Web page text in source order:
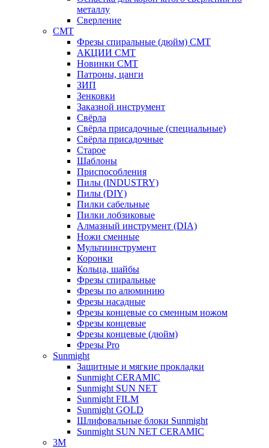
металлу
Сверление
CMT
Фрезы спиральные (дюйм) СМТ
АКЦИИ СМТ
Новинки CMT
Патроны, цанги
ЗИП
Зенковки
Заказной инструмент
Свёрла
Свёрла присадочные (специальные)
Свёрла присадочные
Старое
Шаблоны
Приспособления
Пилы (INDUSTRY)
Пилы (DIY)
Пилки сабельные
Пилки лобзиковые
Алмазный инструмент (DIA)
Ножи сменные
Мультиинструмент
Коронки
Кольца, шайбы
Фрезы спиральные
Фрезы по алюминию
Фрезы насадные
Фрезы концевые со сменным ножом
Фрезы концевые
Фрезы концевые (дюйм)
Фрезы Pro
Sunmight
Защитные и мягкие прокладки
Sunmight CERAMIC
Sunmight SUN NET
Sunmight FILM
Sunmight GOLD
Шлифовальные блоки Sunmight
Sunmight SUN NET CERAMIC
3M